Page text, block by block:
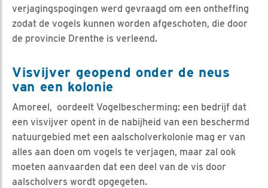
verjagingspogingen werd gevraagd om een ontheffing
zodat de vogels kunnen worden afgeschoten, die door
de provincie Drenthe is verleend.
Visvijver geopend onder de neus
van een kolonie
Amoreel, oordeelt Vogelbescherming: een bedrijf dat
een visvijver opent in de nabijheid van een beschermd
natuurgebied met een aalscholverkolonie mag er van
alles aan doen om vogels te verjagen, maar zal ook
moeten aanvaarden dat een deel van de vis door
aalscholvers wordt opgegeten.